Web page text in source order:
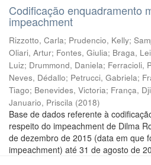
Codificação enquadramento
impeachment
Rizzotto, Carla; Prudencio, Kelly;
Oliari, Artur; Fontes, Giulia; Braga,
Luiz; Drummond, Daniela; Ferracioli,
Neves, Dédallo; Petrucci, Gabriela;
Tiago; Benevides, Victoria; França,
Januario, Priscila (2018)
Base de dados referente à
respeito do impeachment de Dilma
de dezembro de 2015 (data em que
impeachment) até 31 de agosto de